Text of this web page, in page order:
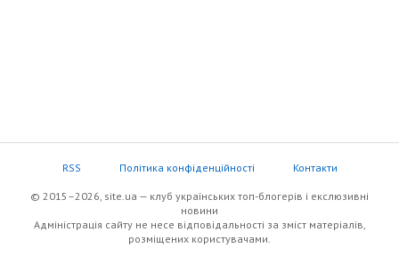
RSS Політика конфіденційності Контакти
© 2015–2026, site.ua — клуб українських топ-блогерів i екслюзивнi
новини
Адміністрація сайту не несе відповідальності за зміст матеріалів,
розміщених користувачами.